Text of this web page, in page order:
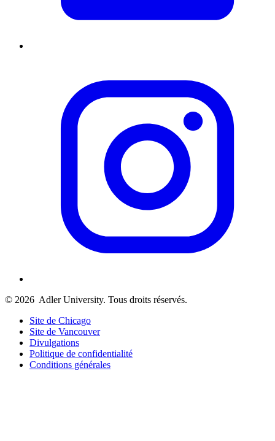
© 2026 Adler University. Tous droits réservés.
Site de Chicago
Site de Vancouver
Divulgations
Politique de confidentialité
Conditions générales